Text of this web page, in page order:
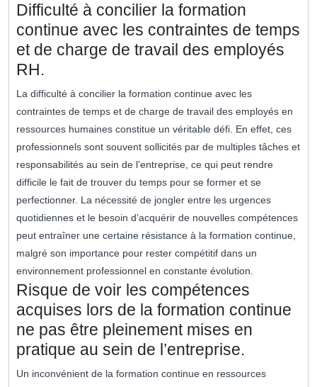
Difficulté à concilier la formation
continue avec les contraintes de temps
et de charge de travail des employés
RH.
La difficulté à concilier la formation continue avec les
contraintes de temps et de charge de travail des employés en
ressources humaines constitue un véritable défi. En effet, ces
professionnels sont souvent sollicités par de multiples tâches et
responsabilités au sein de l’entreprise, ce qui peut rendre
difficile le fait de trouver du temps pour se former et se
perfectionner. La nécessité de jongler entre les urgences
quotidiennes et le besoin d’acquérir de nouvelles compétences
peut entraîner une certaine résistance à la formation continue,
malgré son importance pour rester compétitif dans un
environnement professionnel en constante évolution.
Risque de voir les compétences
acquises lors de la formation continue
ne pas être pleinement mises en
pratique au sein de l’entreprise.
Un inconvénient de la formation continue en ressources